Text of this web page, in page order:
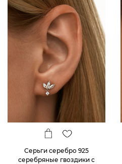
Серьги серебро 925
серебряные гвоздики с